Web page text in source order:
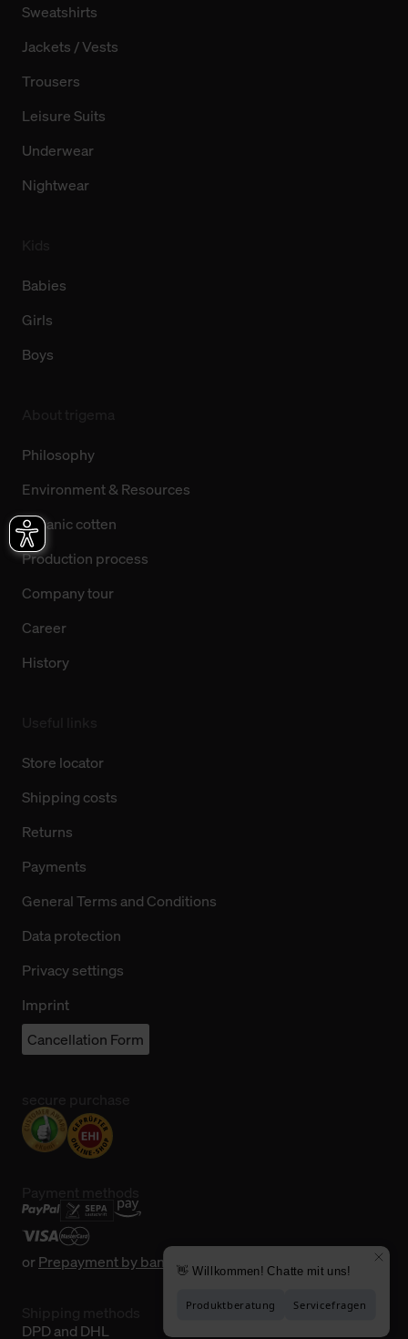
Sweatshirts
Jackets / Vests
Trousers
Leisure Suits
Underwear
Nightwear
Babies
Girls
Boys
Philosophy
Environment & Resources
Organic cotten
Production process
Company tour
Career
History
Store locator
Shipping costs
Returns
Payments
General Terms and Conditions
Data protection
Privacy settings
Imprint
Cancellation Form
orPrepayment by bank transfer
DPD and DHL